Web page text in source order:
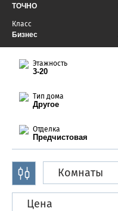
ТОЧНО
Класс
Бизнес
Этажность
3-20
Тип дома
Другое
Отделка
Предчистовая
Комнаты
Цена